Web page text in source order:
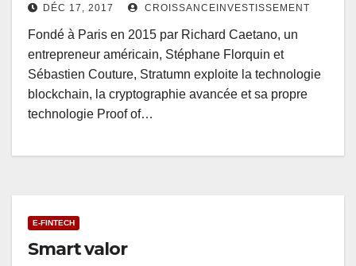
DÉC 17, 2017 CROISSANCEINVESTISSEMENT
Fondé à Paris en 2015 par Richard Caetano, un
entrepreneur américain, Stéphane Florquin et
Sébastien Couture, Stratumn exploite la technologie
blockchain, la cryptographie avancée et sa propre
technologie Proof of…
E-FINTECH
Smart valor